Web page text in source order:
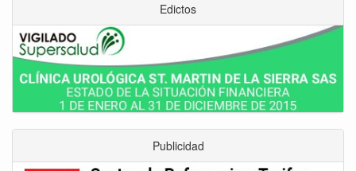
Edictos
Publicidad